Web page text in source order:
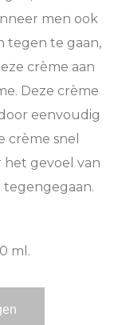
men ook
tegen te gaan,
crème aan
Deze crème
eenvoudig
crème snel
het gevoel van
ml.